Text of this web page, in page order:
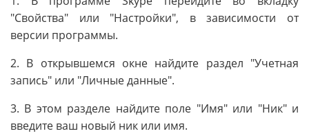
"Свойства" или "Настройки", в зависимости от
версии программы.
2. В открывшемся окне найдите раздел "Учетная
запись" или "Личные данные".
3. В этом разделе найдите поле "Имя" или "Ник" и
введите ваш новый ник или имя.